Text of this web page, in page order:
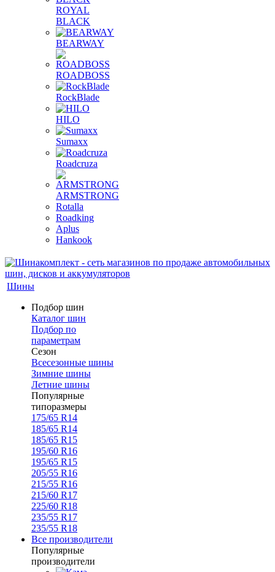
ROYAL
BLACK
BEARWAY
ROADBOSS
RockBlade
HILO
Sumaxx
Roadcruza
ARMSTRONG
Rotalla
Roadking
Aplus
Hankook
Шины
Подбор шин
Каталог шин
Подбор по
параметрам
Сезон
Всесезонные шины
Зимние шины
Летние шины
Популярные
типоразмеры
175/65 R14
185/65 R14
185/65 R15
195/60 R16
195/65 R15
205/55 R16
215/55 R16
215/60 R17
225/60 R18
235/55 R17
235/55 R18
Все производители
Популярные
производители